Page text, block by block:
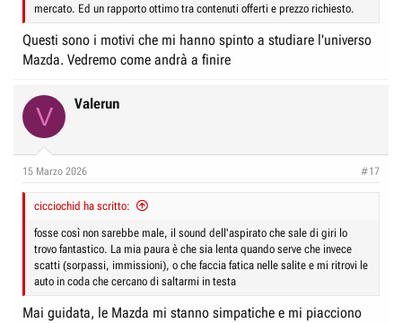
c
u
s
i
n
o
mercato. Ed un rapporto ottimo tra contenuti offerti e prezzo richiesto.
Questi sono i motivi che mi hanno spinto a studiare l'universo
Mazda. Vedremo come andrà a finire
V Valerun
15 Marzo 2026 #17
cicciochid ha scritto:
fosse così non sarebbe male, il sound dell'aspirato che sale di giri lo
trovo fantastico. La mia paura è che sia lenta quando serve che invece
scatti (sorpassi, immissioni), o che faccia fatica nelle salite e mi ritrovi le
auto in coda che cercano di saltarmi in testa
Mai guidata, le Mazda mi stanno simpatiche e mi piacciono